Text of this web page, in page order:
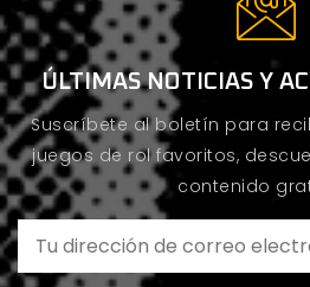
ÚLTIMAS NOTICIAS Y
Suscríbete al boletín para
juegos de rol favoritos,
contenido